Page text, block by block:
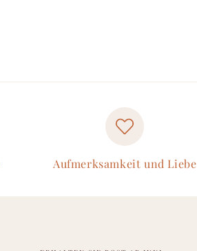
Aufmerksamkeit und Liebe